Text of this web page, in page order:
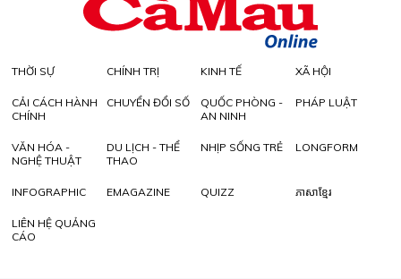
THỜI SỰ CHÍNH TRỊ KINH TẾ XÃ HỘI
CẢI CÁCH HÀNH
CHÍNH
CHUYỂN ĐỔI SỐ
QUỐC PHÒNG -
AN NINH
PHÁP LUẬT
VĂN HÓA -
NGHỆ THUẬT
DU LỊCH - THỂ
THAO
NHỊP SỐNG TRẺ LONGFORM
INFOGRAPHIC EMAGAZINE QUIZZ ភាសាខ្មែរ
LIÊN HỆ QUẢNG
CÁO